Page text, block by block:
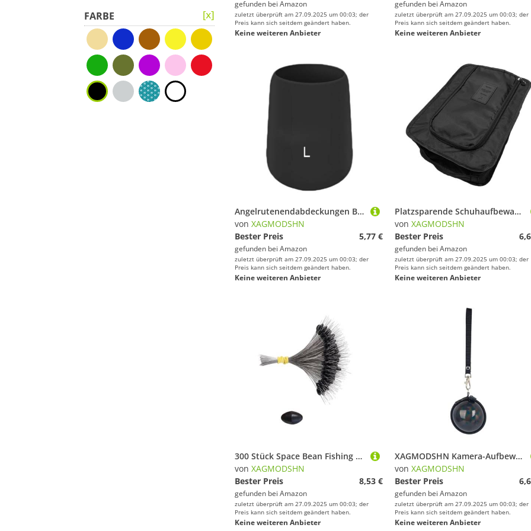
FARBE
gefunden bei Amazon
zuletzt überprüft am 27.09.2025 um 00:03; der
Preis kann sich seitdem geändert haben.
Keine weiteren Anbieter
gefunden bei Amazon
zuletzt überprüft am 27.09.2025 um 00:03; der
Preis kann sich seitdem geändert haben.
Keine weiteren Anbieter
Angelrutenendabdeckungen Butt Kissen Angelrutengriff Schutzhülle Silikon Rod Bottom Protector
von XAGMODSHN
Bester Preis
5,77 €
gefunden bei Amazon
zuletzt überprüft am 27.09.2025 um 00:03; der
Preis kann sich seitdem geändert haben.
Keine weiteren Anbieter
Platzsparende Schuhaufbewahrung, Organizer, wasserdichtes Polyestergewebe, faltbare Reisetasche für Fitnessstudio, Kleidung, Strandzubehör, Polyester-Stoffschuhbeutel, Schwarz , Einheitsgröße
von XAGMODSHN
Bester Preis
gefunden bei Amazon
zuletzt überprüft am 27.09.2025 um 00:03; der
Preis kann sich seitdem geändert haben.
Keine weiteren Anbieter
300 Stück Space Bean Fishing Bobbers Stopper Float Sinker Stopps für Angelschnur Oval/Zylinder Float Stop Stopper
von XAGMODSHN
Bester Preis
8,53 €
gefunden bei Amazon
zuletzt überprüft am 27.09.2025 um 00:03; der
Preis kann sich seitdem geändert haben.
Keine weiteren Anbieter
XAGMODSHN Kamera-Aufbewahrungsbox, Fallschutz, einfache Wartung, Tragelösung, Schutzhülle, reisefreundlich, Textur-Kameratasche, Schwarz
von XAGMODSHN
Bester Preis
gefunden bei Amazon
zuletzt überprüft am 27.09.2025 um 00:03; der
Preis kann sich seitdem geändert haben.
Keine weiteren Anbieter